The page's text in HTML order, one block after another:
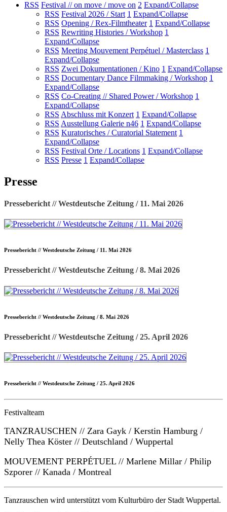
RSS Festival // on move / move on 2 Expand/Collapse
RSS Festival 2026 / Start 1 Expand/Collapse
RSS Opening / Rex-Filmtheater 1 Expand/Collapse
RSS Rewriting Histories / Workshop 1
Expand/Collapse
RSS Meeting Mouvement Perpétuel / Masterclass 1
Expand/Collapse
RSS Zwei Dokumentationen / Kino 1 Expand/Collapse
RSS Documentary Dance Filmmaking / Workshop 1
Expand/Collapse
RSS Co-Creating // Shared Power / Workshop 1
Expand/Collapse
RSS Abschluss mit Konzert 1 Expand/Collapse
RSS Ausstellung Galerie n46 1 Expand/Collapse
RSS Kuratorisches / Curatorial Statement 1
Expand/Collapse
RSS Festival Orte / Locations 1 Expand/Collapse
RSS Presse 1 Expand/Collapse
Presse
Pressebericht // Westdeutsche Zeitung / 11. Mai 2026
Pressebericht // Westdeutsche Zeitung / 11. Mai 2026
Pressebericht // Westdeutsche Zeitung / 8. Mai 2026
Pressebericht // Westdeutsche Zeitung / 8. Mai 2026
Pressebericht // Westdeutsche Zeitung / 25. April 2026
Pressebericht // Westdeutsche Zeitung / 25. April 2026
Festivalteam
TANZRAUSCHEN // Zara Gayk / Kerstin Hamburg /
Nelly Thea Köster // Deutschland / Wuppertal
MOUVEMENT PERPÉTUEL // Marlene Millar / Philip
Szporer // Kanada / Montreal
Tanzrauschen wird unterstützt vom Kulturbüro der Stadt Wuppertal.